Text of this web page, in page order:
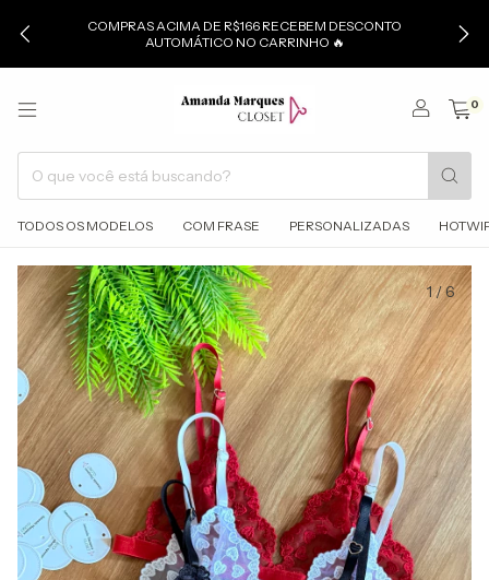
COMPRAS ACIMA DE R$166 RECEBEM DESCONTO
AUTOMÁTICO NO CARRINHO 🔥
0
TODOS OS MODELOS COM FRASE PERSONALIZADAS
1/6